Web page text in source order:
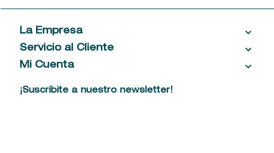
La Empresa
Acerca de las Fragancias
Ventas al por mayor
Política de entrega
Servicio al Cliente
Contáctanos
Mi Cuenta
¡Suscribite a nuestro newsletter!